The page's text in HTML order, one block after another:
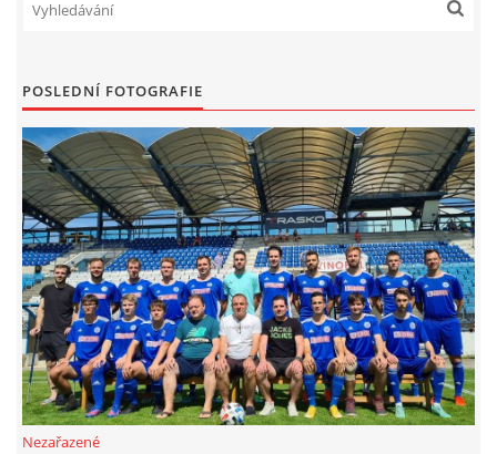
MLADŠÍ PŘÍPRAVKA R2014-2015
PODPORUJÍ NÁŠ KLUB
ARCHÍV
DOTACE
FKD, z.s.
Drnovice 704
68304 Drnovice
ičo 27005305
POSLEDNÍ FOTOGRAFIE
Nezařazené